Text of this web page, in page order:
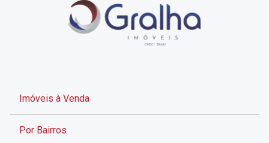
Imóveis à Venda
Por Bairros